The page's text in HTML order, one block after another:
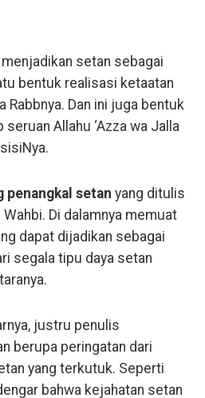
setan sebagai
bentuk realisasi ketaatan
Rabbnya. Dan ini juga bentuk
Allahu ‘Azza wa Jalla
penangkal setan yang ditulis
Di dalamnya memuat
dapat dijadikan sebagai
segala tipu daya setan
justru penulis
berupa peringatan dari
yang terkutuk. Seperti
bahwa kejahatan setan